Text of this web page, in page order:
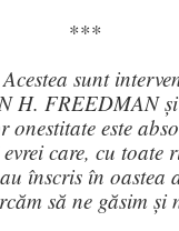
***
sunt
H. FREEDMAN
este
care, cu toate
înscris în oastea
să ne găsim și